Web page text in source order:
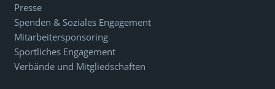
Presse
Spenden & Soziales Engagement
Mitarbeitersponsoring
Sportliches Engagement
Verbände und Mitgliedschaften